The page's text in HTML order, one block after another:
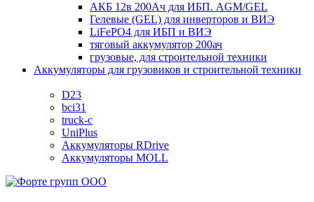
АКБ 12в 200Ач для ИБП. AGM/GEL
Гелевые (GEL) для инверторов и ВИЭ
LiFePO4 для ИБП и ВИЭ
тяговый аккумулятор 200ач
грузовые, для строительной техники
Аккумуляторы для грузовиков и строительной техники
D23
bci31
truck-c
UniPlus
Аккумуляторы RDrive
Аккумуляторы MOLL